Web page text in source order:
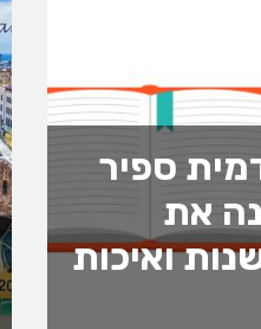
ספיר
את
ואיכות